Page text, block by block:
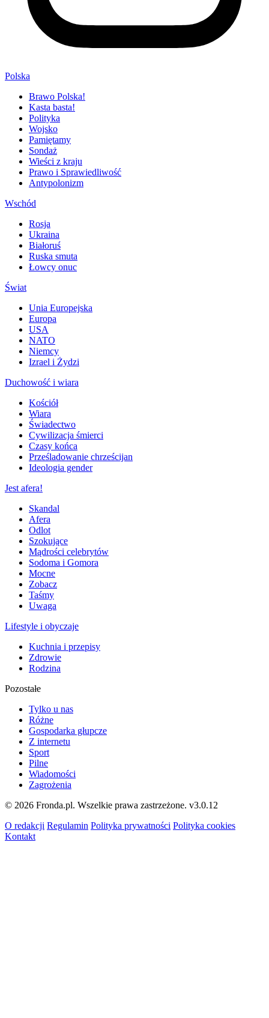
Polska
Brawo Polska!
Kasta basta!
Polityka
Wojsko
Pamiętamy
Sondaż
Wieści z kraju
Prawo i Sprawiedliwość
Antypolonizm
Wschód
Rosja
Ukraina
Białoruś
Ruska smuta
Łowcy onuc
Świat
Unia Europejska
Europa
USA
NATO
Niemcy
Izrael i Żydzi
Duchowość i wiara
Kościół
Wiara
Świadectwo
Cywilizacja śmierci
Czasy końca
Prześladowanie chrześcijan
Ideologia gender
Jest afera!
Skandal
Afera
Odlot
Szokujące
Mądrości celebrytów
Sodoma i Gomora
Mocne
Zobacz
Taśmy
Uwaga
Lifestyle i obyczaje
Kuchnia i przepisy
Zdrowie
Rodzina
Pozostałe
Tylko u nas
Różne
Gospodarka głupcze
Z internetu
Sport
Pilne
Wiadomości
Zagrożenia
© 2026 Fronda.pl. Wszelkie prawa zastrzeżone. v3.0.12
O redakcji Regulamin Polityka prywatności Polityka cookies
Kontakt